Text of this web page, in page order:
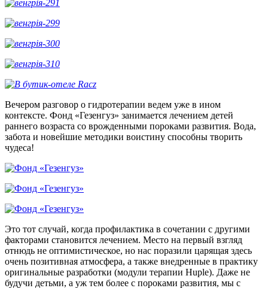
Вечером разговор о гидротерапии ведем уже в ином
контексте. Фонд «Гезенгуз» занимается лечением детей
раннего возраста со врожденными пороками развития. Вода,
забота и новейшие методики воистину способны творить
чудеса!
Это тот случай, когда профилактика в сочетании с другими
факторами становится лечением. Место на первый взгляд
отнюдь не оптимистическое, но нас поразили царящая здесь
очень позитивная атмосфера, а также внедренные в практику
оригинальные разработки (модули терапии Huple). Даже не
будучи детьми, а уж тем более с пороками развития, мы с